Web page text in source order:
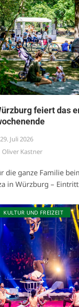
feiert das
29. Juli 2026
Oliver Kastner
die ganze Familie
in Würzburg –
KULTUR UND FREIZEIT